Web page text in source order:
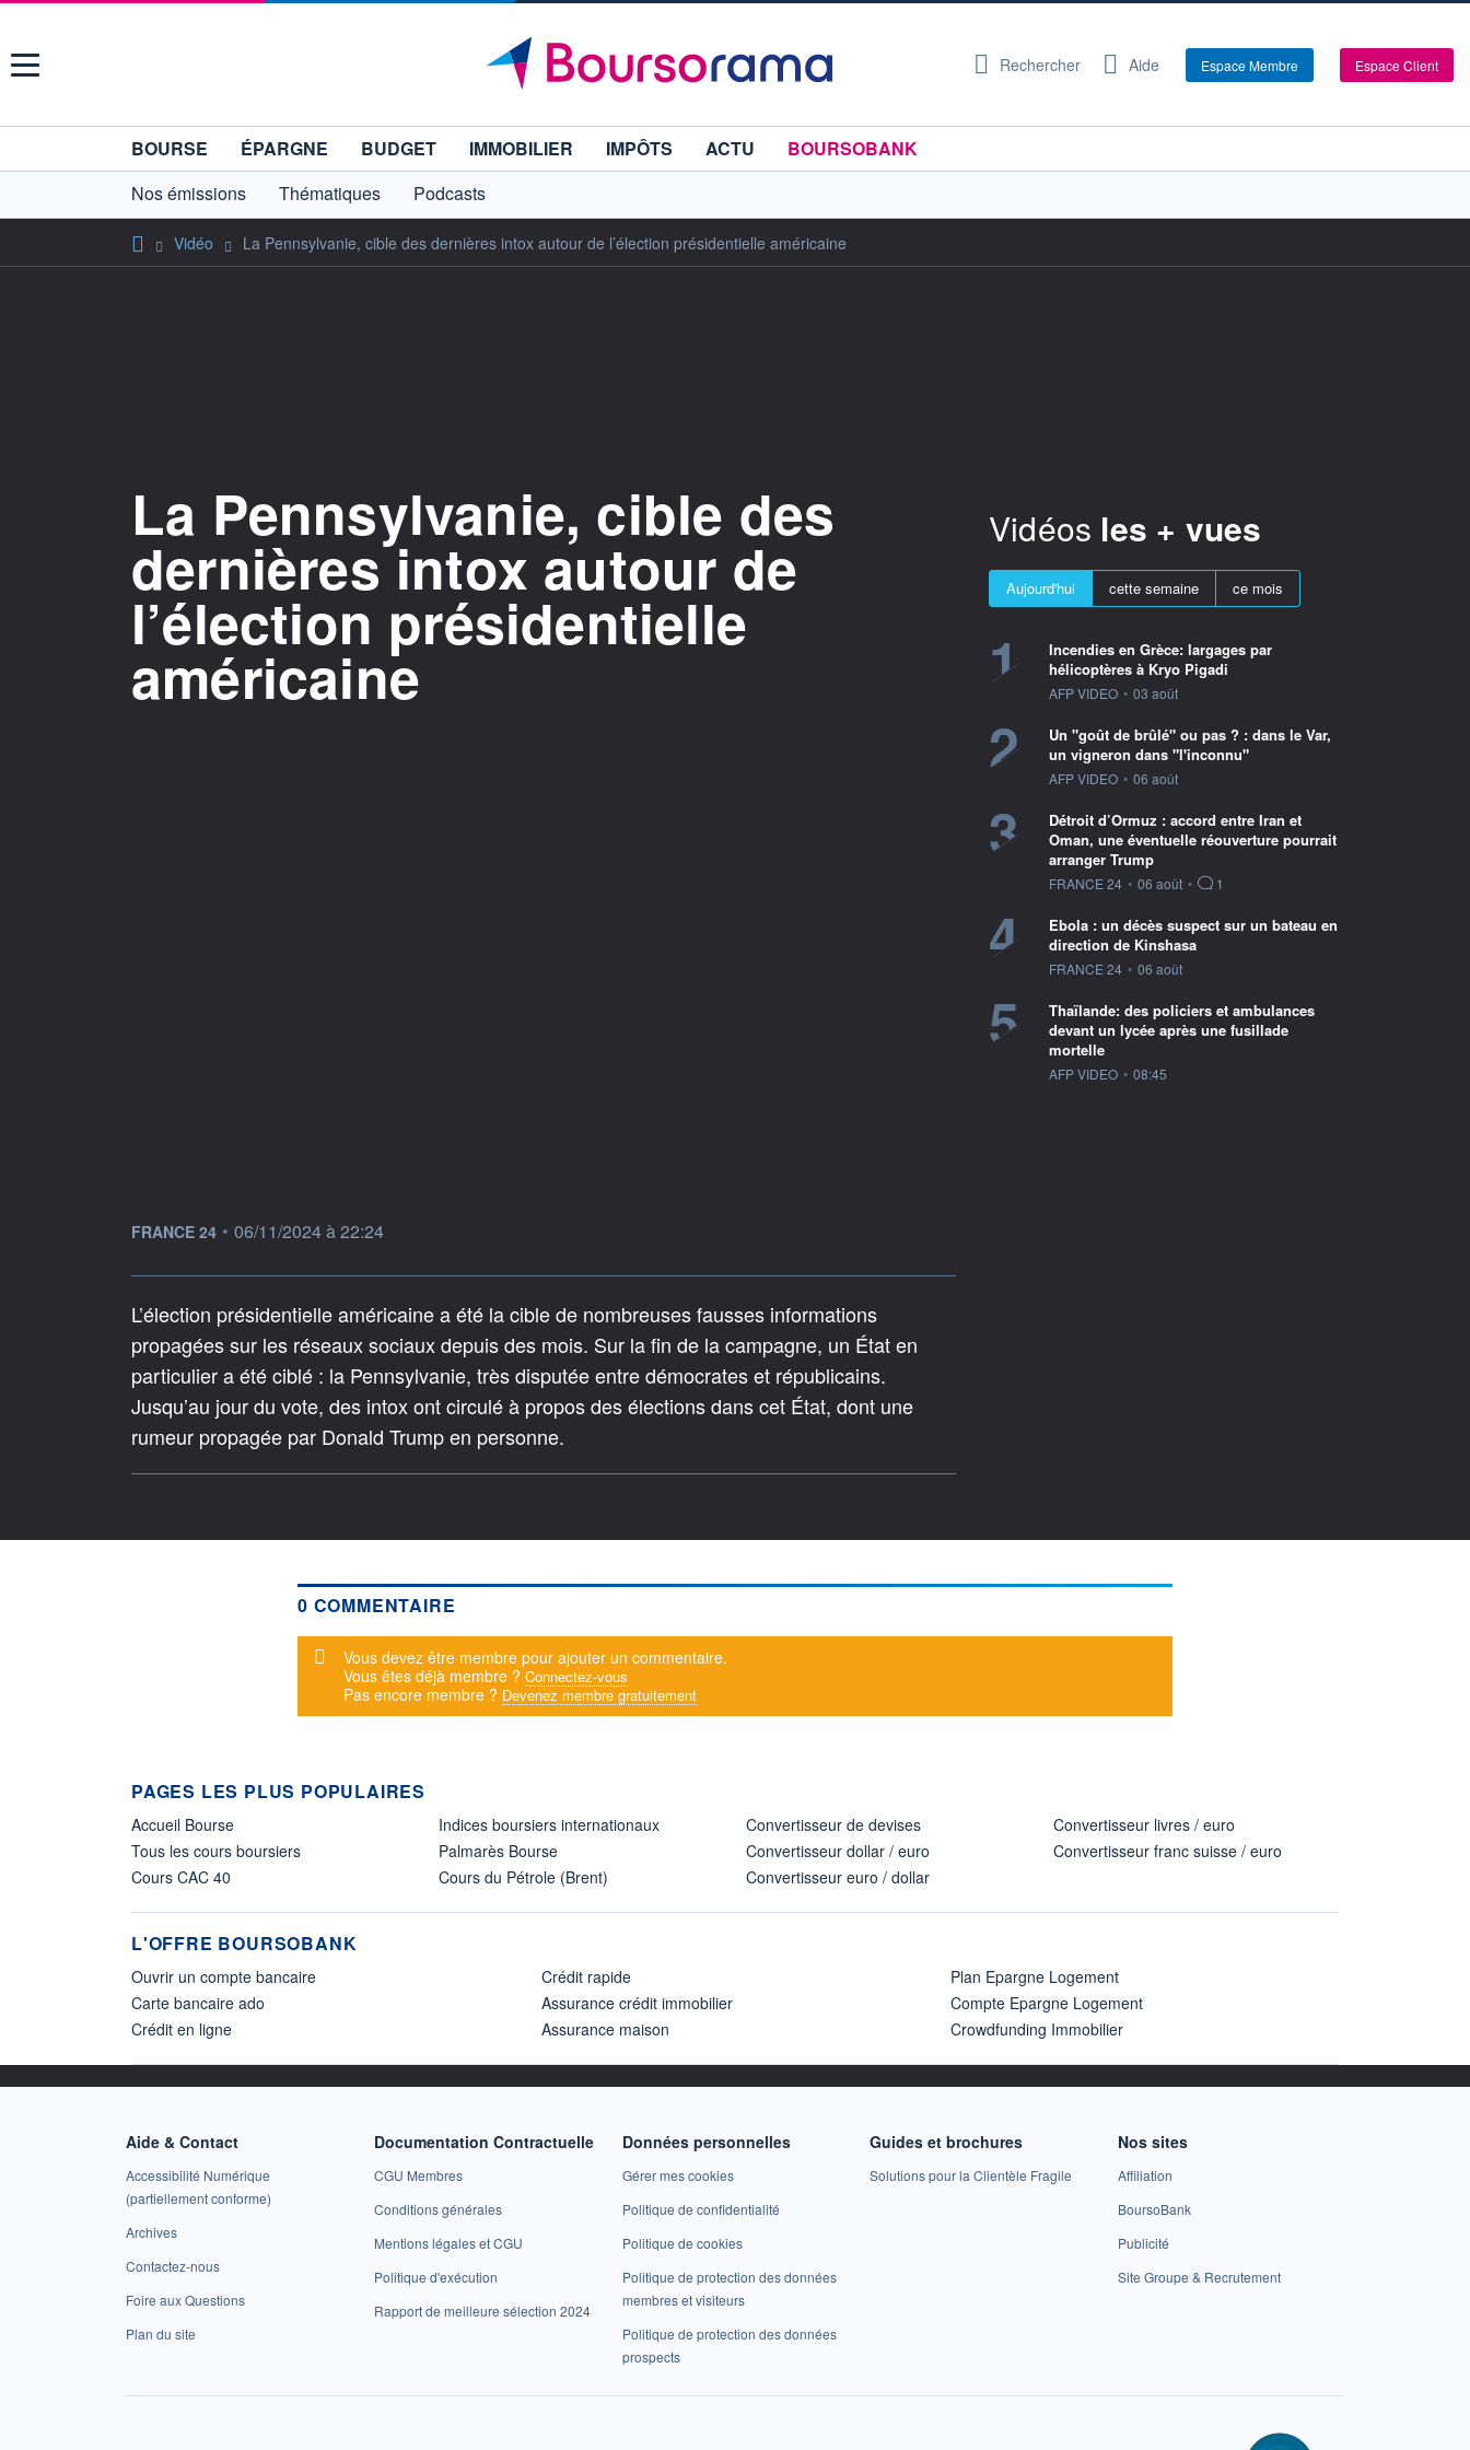
Menu Rechercher Aide Espace Membre Espace Client
BOURSE ÉPARGNE BUDGET IMMOBILIER IMPÔTS ACTU
BOURSOBANK
Nos émissions
Thématiques Podcasts
Vidéo La Pennsylvanie, cible des dernières intox autour de l’élection présidentielle américaine
La Pennsylvanie, cible des
dernières intox autour de
l’élection présidentielle
américaine
information fournie par
FRANCE 24 • 06/11/2024 à 22:24
L’élection présidentielle américaine a été la cible de nombreuses fausses informations
propagées sur les réseaux sociaux depuis des mois. Sur la fin de la campagne, un État en
particulier a été ciblé : la Pennsylvanie, très disputée entre démocrates et républicains.
Jusqu’au jour du vote, des intox ont circulé à propos des élections dans cet État, dont une
rumeur propagée par Donald Trump en personne.
Vidéos les + vues
Aujourd'hui cette semaine ce mois
1
Incendies en Grèce: largages par
hélicoptères à Kryo Pigadi
information fournie par
AFP VIDEO • 03 août
2
Un "goût de brûlé" ou pas ? : dans le Var,
un vigneron dans "l'inconnu"
information fournie par
AFP VIDEO • 06 août
3
Détroit d’Ormuz : accord entre Iran et
Oman, une éventuelle réouverture pourrait
arranger Trump
information fournie par
FRANCE 24 • 06 août • 1
4
Ebola : un décès suspect sur un bateau en
direction de Kinshasa
information fournie par
FRANCE 24 • 06 août
5
Thaïlande: des policiers et ambulances
devant un lycée après une fusillade
mortelle
information fournie par
AFP VIDEO • 08:45
0 COMMENTAIRE
Message d'alerte
Vous devez être membre pour ajouter un commentaire.
Vous êtes déjà membre ? Connectez-vous
Pas encore membre ? Devenez membre gratuitement
PAGES LES PLUS POPULAIRES
Accueil Bourse
Tous les cours boursiers
Cours CAC 40
Indices boursiers internationaux
Palmarès Bourse
Cours du Pétrole (Brent)
Convertisseur de devises
Convertisseur dollar / euro
Convertisseur euro / dollar
Convertisseur livres / euro
Convertisseur franc suisse / euro
L'OFFRE BOURSOBANK
Ouvrir un compte bancaire
Carte bancaire ado
Crédit en ligne
Crédit rapide
Assurance crédit immobilier
Assurance maison
Plan Epargne Logement
Compte Epargne Logement
Crowdfunding Immobilier
Aide & Contact
Accessibilité Numérique
(partiellement conforme)
Archives
Contactez-nous
Foire aux Questions
Plan du site
Documentation Contractuelle
CGU Membres
Conditions générales
Mentions légales et CGU
Politique d'exécution
Rapport de meilleure sélection 2024
Données personnelles
Gérer mes cookies
Politique de confidentialité
Politique de cookies
Politique de protection des données
membres et visiteurs
Politique de protection des données
prospects
Guides et brochures
Solutions pour la Clientèle Fragile
Nos sites
Affiliation
BoursoBank
Publicité
Site Groupe & Recrutement